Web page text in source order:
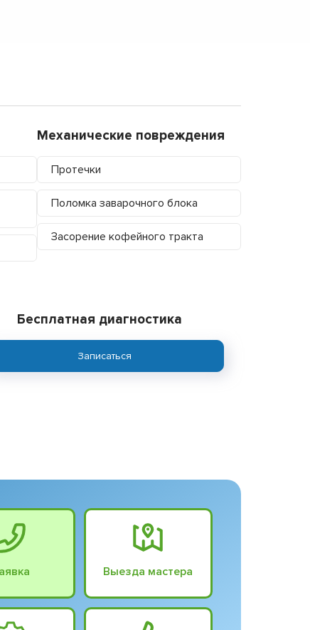
Механические повреждения
Протечки
Поломка заварочного блока
Засорение кофейного тракта
Бесплатная диагностика
Записаться
Выезда мастера